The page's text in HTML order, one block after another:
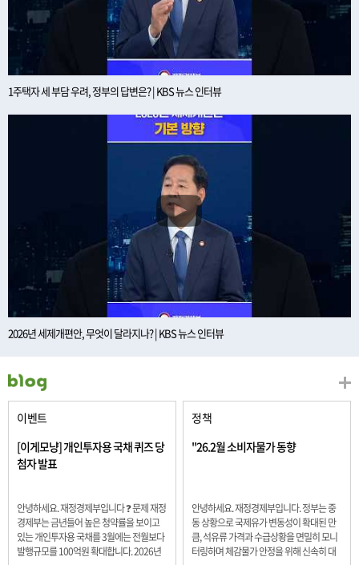
1주택자 세 부담 우려, 정부의 답변은? | KBS 뉴스 인터뷰
2026년 세제개편안, 무엇이 달라지나? | KBS 뉴스 인터뷰
이벤트
[이게모냥] 개인투자용 국채 퀴즈 당
첨자 발표
안녕하세요. 재정경제부입니다 ❓ 문제 재정
경제부는 금년들어 높은 청약률을 보이고
있는 개인투자용 국채를 3월에는 전월보다
발행규모를 100억원 확대합니다. 2026년
정책
"26.2월 소비자물가 동향
안녕하세요. 재정경제부입니다. 정부는 중
동 상황으로 국제유가 변동성이 확대된 만
큼, 석유류 가격과 수급상황을 면밀히 모니
터링하며 체감물가 안정을 위해 신속히 대